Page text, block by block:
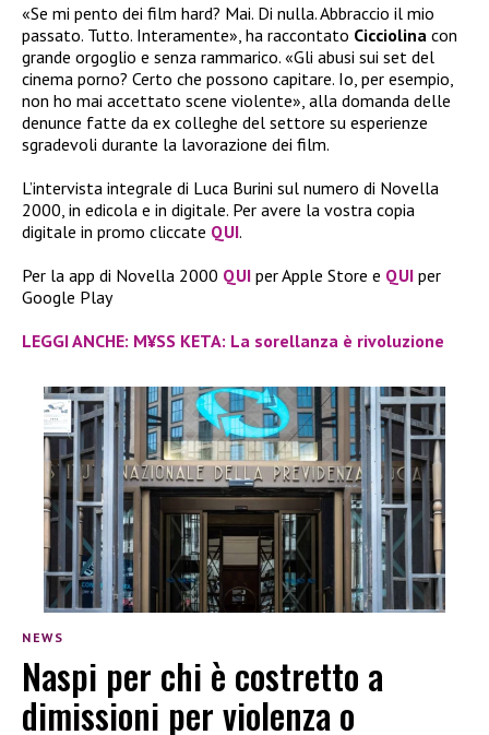
«Se mi pento dei film hard? Mai. Di nulla. Abbraccio il mio
passato. Tutto. Interamente», ha raccontato Cicciolina con
grande orgoglio e senza rammarico. «Gli abusi sui set del
cinema porno? Certo che possono capitare. Io, per esempio,
non ho mai accettato scene violente», alla domanda delle
denunce fatte da ex colleghe del settore su esperienze
sgradevoli durante la lavorazione dei film.
L’intervista integrale di Luca Burini sul numero di Novella
2000, in edicola e in digitale. Per avere la vostra copia
digitale in promo cliccate QUI.
Per la app di Novella 2000 QUI per Apple Store e QUI per
Google Play
LEGGI ANCHE: M¥SS KETA: La sorellanza è rivoluzione
NEWS
Naspi per chi è costretto a
dimissioni per violenza o